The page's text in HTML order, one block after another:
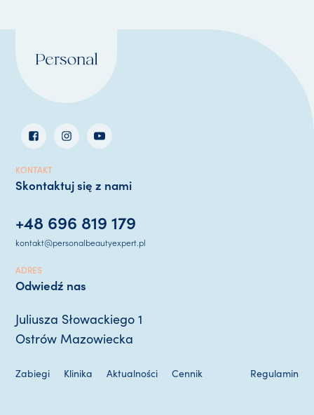
KONTAKT
Skontaktuj się z nami
+48 696 819 179
kontakt@personalbeautyexpert.pl
ADRES
Odwiedź nas
Juliusza Słowackiego 1
Ostrów Mazowiecka
Zabiegi Klinika Aktualności Cennik Regulamin